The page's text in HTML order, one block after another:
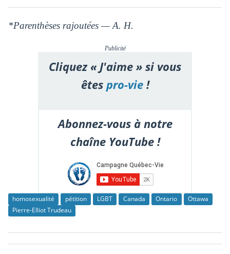
*Parenthèses rajoutées — A. H.
Publicité
Cliquez « J'aime » si vous
êtespro-vie!
Abonnez-vous à notre
chaîne YouTube !
homosexualité pétition LGBT Canada Ontario
Ottawa
Pierre-Elliot Trudeau